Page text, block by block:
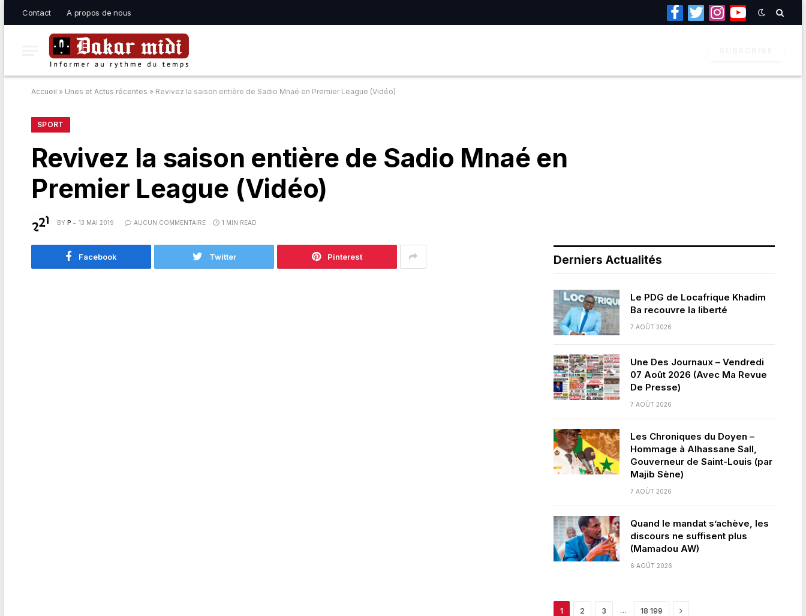
Contact A propos de nous
Facebook
TwitterInstagramYouTube
Accueil » Unes et Actus récentes » Revivez la saison entière de Sadio Mnaé en Premier League (Vidéo)
SPORT
Revivez la saison entière de Sadio Mnaé en
Premier League (Vidéo)
BY P 13 MAI 2019 AUCUN COMMENTAIRE 1 MIN READ
Facebook Twitter Pinterest Derniers Actualités
Le PDG de Locafrique Khadim
Ba recouvre la liberté
7 AOÛT 2026
Une Des Journaux – Vendredi
07 Août 2026 (Avec Ma Revue
De Presse)
7 AOÛT 2026
Les Chroniques du Doyen –
Hommage à Alhassane Sall,
Gouverneur de Saint-Louis (par
Majib Sène)
7 AOÛT 2026
Quand le mandat s’achève, les
discours ne suffisent plus
(Mamadou AW)
6 AOÛT 2026
1 2 3 … 18 199 Next